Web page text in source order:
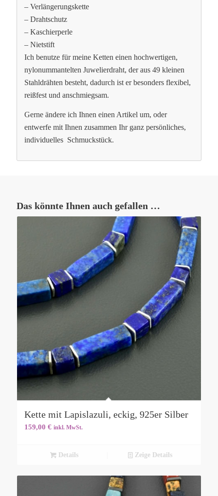
– Verlängerungskette
– Drahtschutz
– Kaschierperle
– Nietstift
Ich benutze für meine Ketten einen hochwertigen,
nylonummantelten Juwelierdraht, der aus 49 kleinen
Stahldrähten besteht, dadurch ist er besonders flexibel,
reißfest und anschmiegsam.
Gerne ändere ich Ihnen einen Artikel um, oder
entwerfe mit Ihnen zusammen Ihr ganz persönliches,
individuelles Schmuckstück.
Das könnte Ihnen auch gefallen …
Kette mit Lapislazuli, eckig, 925er Silber
159,00 € inkl. MwSt.
Details Zeige Details